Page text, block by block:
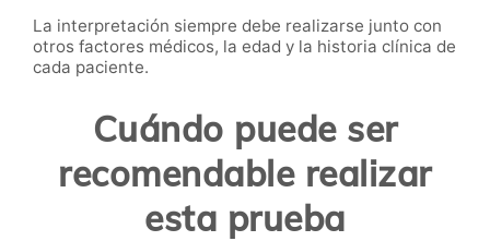
La interpretación siempre debe realizarse junto con
otros factores médicos, la edad y la historia clínica de
cada paciente.
Cuándo puede ser
recomendable realizar
esta prueba